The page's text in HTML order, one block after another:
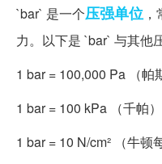
`bar` 是一个压强单位
力。以下是 `bar` 与其他
1 bar = 100,000 Pa （帕
1 bar = 100 kPa （千帕）
1 bar = 10 N/cm² （牛顿